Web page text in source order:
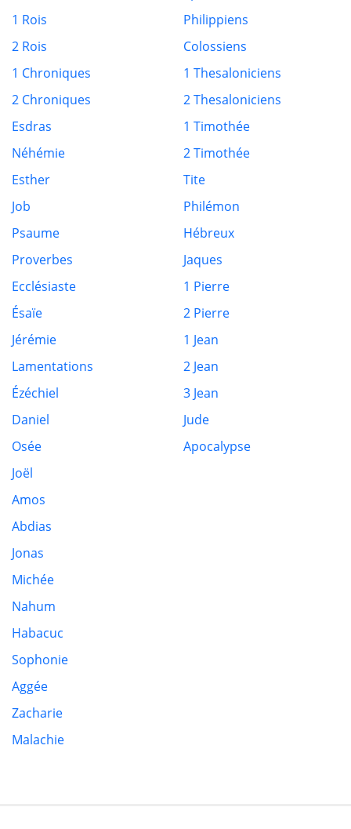
1 Rois
2 Rois
1 Chroniques
2 Chroniques
Esdras
Néhémie
Esther
Job
Psaume
Proverbes
Ecclésiaste
Ésaïe
Jérémie
Lamentations
Ézéchiel
Daniel
Osée
Joël
Amos
Abdias
Jonas
Michée
Nahum
Habacuc
Sophonie
Aggée
Zacharie
Malachie
Philippiens
Colossiens
1 Thesaloniciens
2 Thesaloniciens
1 Timothée
2 Timothée
Tite
Philémon
Hébreux
Jaques
1 Pierre
2 Pierre
1 Jean
2 Jean
3 Jean
Jude
Apocalypse